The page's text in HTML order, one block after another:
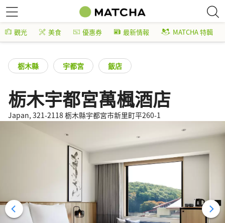
觀光 美食 優惠券 最新情報 MATCHA 特輯
栃木縣 宇都宮 飯店
栃木宇都宮萬楓酒店
Japan, 321-2118 栃木縣宇都宮市新里町平260-1